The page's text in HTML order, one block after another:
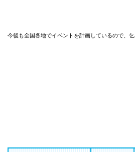
今後も全国各地でイベントを計画しているので、乞